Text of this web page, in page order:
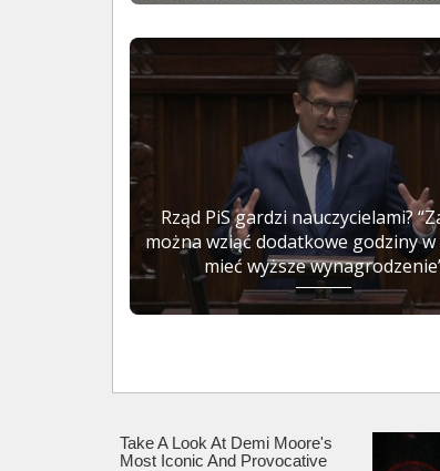
Rząd PiS gardzi nauczycielami?
można wziąć dodatkowe godziny w
mieć wyższe